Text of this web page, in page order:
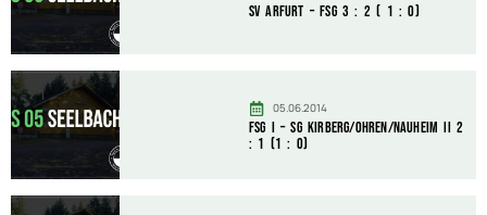
SV Arfurt – FSG 3 : 2 ( 1 : 0)
05.06.2014
FSG I – SG Kirberg/Ohren/Nauheim II 2
: 1 (1 : 0)